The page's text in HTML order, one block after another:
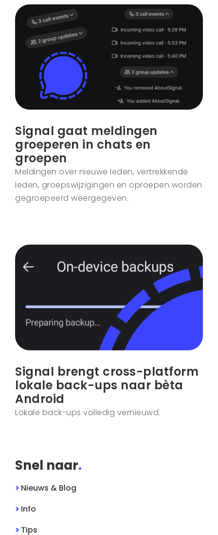
Signal gaat meldingen
groeperen in chats en
groepen
Meldingen over nieuwe leden, vertrekkende
leden, groepswijzigingen en oproepen worden
gegroepeerd weergegeven.
Signal brengt cross-platform
lokale back-ups naar bèta
Android
Lokale back-ups volledig vernieuwd.
Snel naar.
> Nieuws & Blog
> Info
> Tips